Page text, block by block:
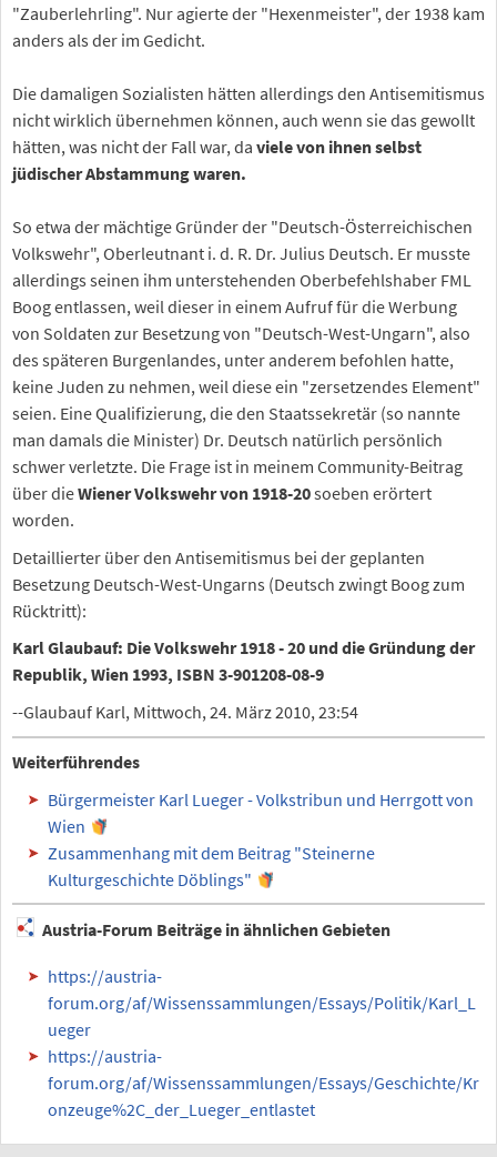
"Zauberlehrling". Nur agierte der "Hexenmeister", der 1938 kam
anders als der im Gedicht.
Die damaligen Sozialisten hätten allerdings den Antisemitismus
nicht wirklich übernehmen können, auch wenn sie das gewollt
hätten, was nicht der Fall war, da viele von ihnen selbst
jüdischer Abstammung waren.
So etwa der mächtige Gründer der "Deutsch-Österreichischen
Volkswehr", Oberleutnant i. d. R. Dr. Julius Deutsch. Er musste
allerdings seinen ihm unterstehenden Oberbefehlshaber FML
Boog entlassen, weil dieser in einem Aufruf für die Werbung
von Soldaten zur Besetzung von "Deutsch-West-Ungarn", also
des späteren Burgenlandes, unter anderem befohlen hatte,
keine Juden zu nehmen, weil diese ein "zersetzendes Element"
seien. Eine Qualifizierung, die den Staatssekretär (so nannte
man damals die Minister) Dr. Deutsch natürlich persönlich
schwer verletzte. Die Frage ist in meinem Community-Beitrag
über dieWiener Volkswehr von 1918-20soeben erörtert
worden.
Detaillierter über den Antisemitismus bei der geplanten
Besetzung Deutsch-West-Ungarns (Deutsch zwingt Boog zum
Rücktritt):
Karl Glaubauf: Die Volkswehr 1918 - 20 und die Gründung der
Republik, Wien 1993, ISBN 3-901208-08-9
--Glaubauf Karl, Mittwoch, 24. März 2010, 23:54
Weiterführendes
Bürgermeister Karl Lueger - Volkstribun und Herrgott von
Wien
Zusammenhang mit dem Beitrag "Steinerne
Kulturgeschichte Döblings"
Austria-Forum Beiträge in ähnlichen Gebieten
https://austria-
forum.org/af/Wissenssammlungen/Essays/Politik/Karl_L
ueger
https://austria-
forum.org/af/Wissenssammlungen/Essays/Geschichte/Kr
onzeuge%2C_der_Lueger_entlastet